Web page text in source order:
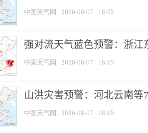
中国天气网 2026-08-07 18:05
强对流天气蓝色预警：浙江
中国天气网 2026-08-07 18:05
山洪灾害预警：河北云南
中国天气网 2026-08-07 18:05